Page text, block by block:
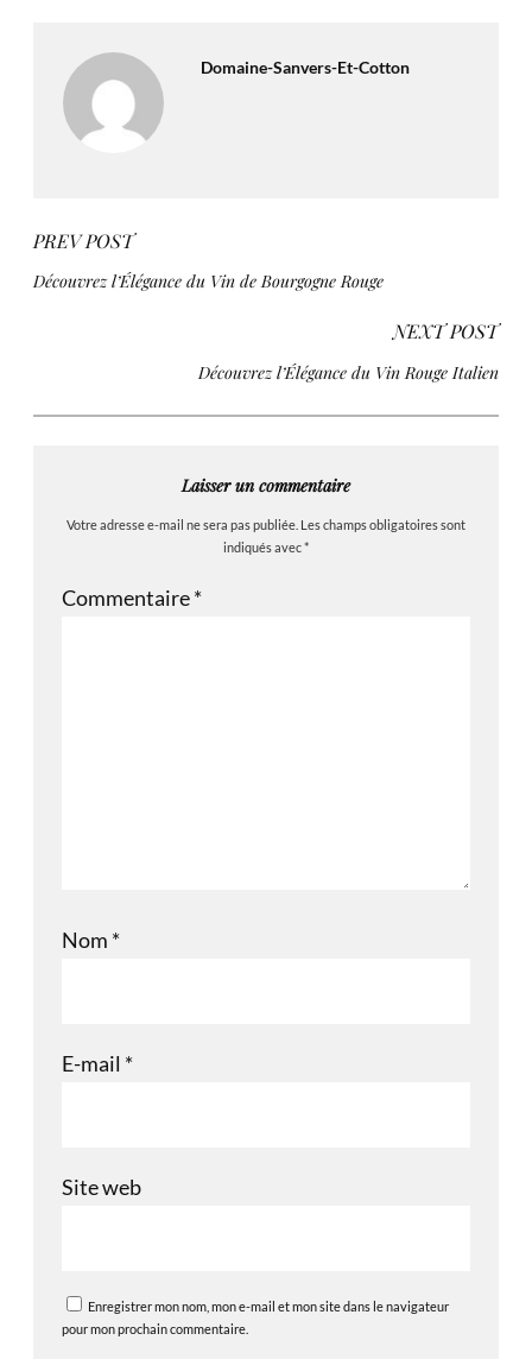
Domaine-Sanvers-Et-Cotton
PREV POST
Découvrez l’Élégance du Vin de Bourgogne Rouge
NEXT POST
Découvrez l’Élégance du Vin Rouge Italien
Laisser un commentaire
Votre adresse e-mail ne sera pas publiée. Les champs obligatoires sont
indiqués avec*
Commentaire*
Nom *
E-mail *
Site web
Enregistrer mon nom, mon e-mail et mon site dans le navigateur
pour mon prochain commentaire.